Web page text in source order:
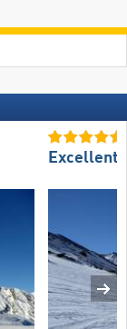
Excellent